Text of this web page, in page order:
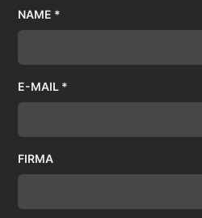
NAME *
E-MAIL *
FIRMA